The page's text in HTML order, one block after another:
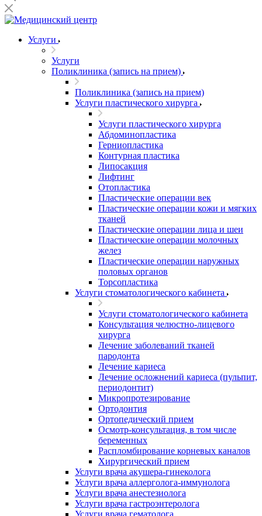
Услуги
Услуги
Поликлиника (запись на прием)
Поликлиника (запись на прием)
Услуги пластического хирурга
Услуги пластического хирурга
Абдоминопластика
Герниопластика
Контурная пластика
Липосакция
Лифтинг
Отопластика
Пластические операции век
Пластические операции кожи и мягких
тканей
Пластические операции лица и шеи
Пластические операции молочных
желез
Пластические операции наружных
половых органов
Торсопластика
Услуги стоматологического кабинета
Услуги стоматологического кабинета
Консультация челюстно-лицевого
хирурга
Лечение заболеваний тканей
пародонта
Лечение кариеса
Лечение осложнений кариеса (пульпит,
периодонтит)
Микропротезирование
Ортодонтия
Ортопедический прием
Осмотр-консультация, в том числе
беременных
Распломбирование корневых каналов
Хирургический прием
Услуги врача акушера-гинеколога
Услуги врача аллерголога-иммунолога
Услуги врача анестезиолога
Услуги врача гастроэнтеролога
Услуги врача гематолога